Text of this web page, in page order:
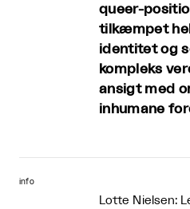
queer-
tilkæmpet
identitet og
kompleks
ansigt med
inhumane
info
Lotte Nielsen: